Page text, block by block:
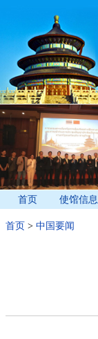
首页 使馆信息
首页 > 中国要闻